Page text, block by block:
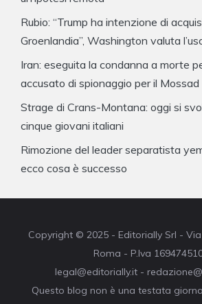
Rubio: “Trump ha intenzione di
Groenlandia”, Washington valuta
Iran: eseguita la condanna a morte
accusato di spionaggio per il Mossad
Strage di Crans-Montana: oggi si
cinque giovani italiani
Rimozione del leader separatista
ecco cosa è successo
Copyright © 2025 - Editorially Srl -
Roma - P.Iva
legal@editorially.it -
Questo blog non è una testata